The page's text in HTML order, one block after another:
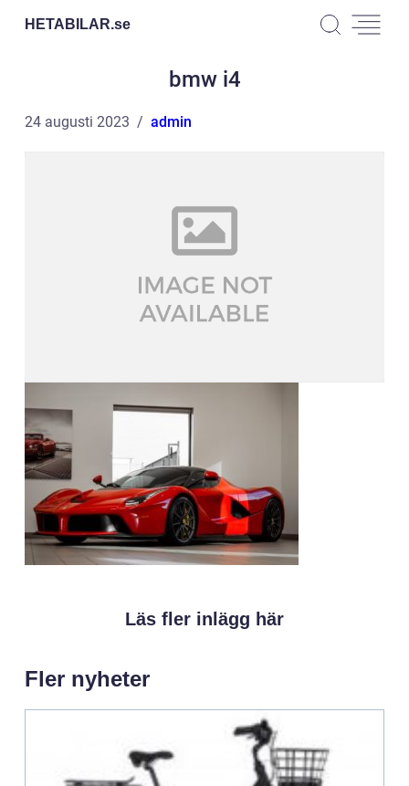
HETABILAR.se
bmw i4
24 augusti 2023 admin
Läs fler inlägg här
Fler nyheter